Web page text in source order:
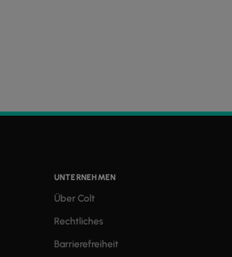
UNTERNEHMEN
Über Colt
Rechtliches
Barrierefreiheit